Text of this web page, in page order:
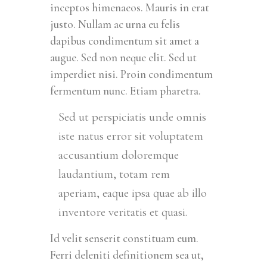
inceptos himenaeos. Mauris in erat
justo. Nullam ac urna eu felis
dapibus condimentum sit amet a
augue. Sed non neque elit. Sed ut
imperdiet nisi. Proin condimentum
fermentum nunc. Etiam pharetra.
Sed ut perspiciatis unde omnis
iste natus error sit voluptatem
accusantium doloremque
laudantium, totam rem
aperiam, eaque ipsa quae ab illo
inventore veritatis et quasi.
Id velit senserit constituam eum.
Ferri deleniti definitionem sea ut,